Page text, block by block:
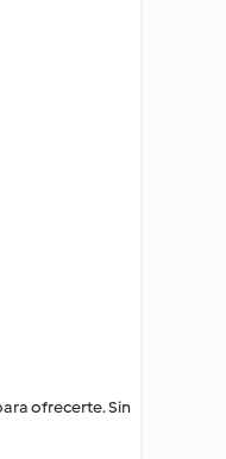
ofrecerte. Sin